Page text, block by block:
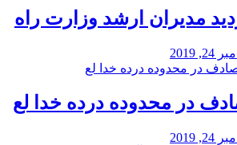
مدیران ارشد وزارت راه
2019
در محدوده درده خدا لع
2019